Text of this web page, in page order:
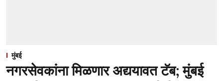
मुंबई
नगरसेवकांना मिळणार अद्ययावत टॅब; मुंबई